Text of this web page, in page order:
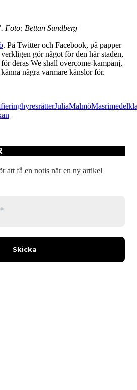
Foto: Bettan Sundberg
. På Twitter och Facebook, på papper
gör något för den här staden,
deras We shall overcome-kampanj,
några varmare känslor för.
hyresrätterJuliaMalmöMasri
att få en notis när en ny artikel